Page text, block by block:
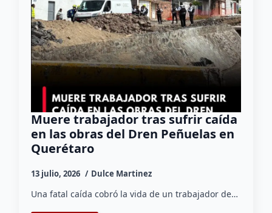
Muere trabajador tras sufrir caída
en las obras del Dren Peñuelas en
Querétaro
13 julio, 2026 Dulce Martinez
Una fatal caída cobró la vida de un trabajador de…